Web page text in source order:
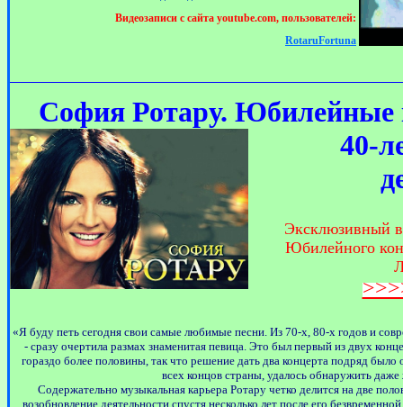
Видеозаписи с сайта youtube.com, пользователей:
RotaruFortuna
София Ротару. Юбилейные
40-
Эксклюзивный
Юбилейного
«Я буду петь сегодня свои самые любимые песни. Из 70-х, 80-х годов и
- сразу очертила размах знаменитая певица. Это был первый из двух
гораздо более половины, так что решение дать два концерта подряд
всех концов страны, удалось обнаружить
Содержательно музыкальная карьера Ротару четко делится на две
возобновление деятельности спустя несколько лет после его безвременной